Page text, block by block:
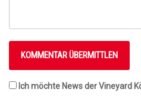
Ich möchte News der Vineyard